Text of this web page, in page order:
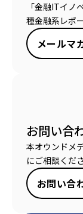
「金融ITイノ
種金融系レポ
メールマ
お問い合
本オウンドメ
にご相談くだ
お問い合